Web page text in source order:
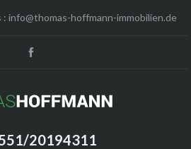
: info@thomas-hoffmann-immobilien.de
20194311